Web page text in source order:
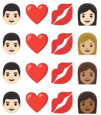
👨🏻‍❤️‍💋‍👩🏻
👨🏻‍❤️‍💋‍👩🏼
👨🏻‍❤️‍💋‍👩🏽
👨🏻‍❤️‍💋‍👩🏾